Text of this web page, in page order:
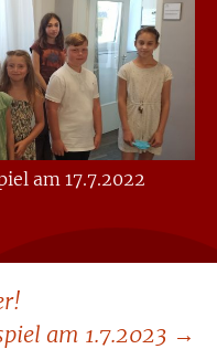
am 17.7.2022
am 1.7.2023 →